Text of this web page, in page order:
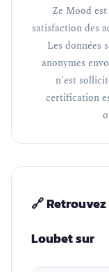
Ze Mood
satisfaction des
Les données
anonymes
n'est
certification
🔗
Loubet sur